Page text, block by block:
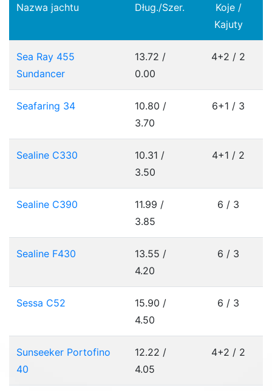
Nazwa jachtu Dług./Szer.
Koje /
Kajuty
Sea Ray 455
Sundancer
13.72 /
0.00
4+2 / 2
Seafaring 34
10.80 /
3.70
6+1 / 3
Sealine C330
10.31 /
3.50
4+1 / 2
Sealine C390
11.99 /
3.85
6 / 3
Sealine F430
13.55 /
4.20
6 / 3
Sessa C52
15.90 /
4.50
6 / 3
Sunseeker Portofino
40
12.22 /
4.05
4+2 / 2